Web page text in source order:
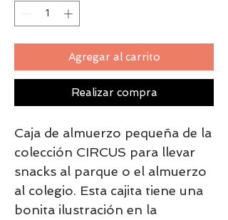
Agregar al carrito
Realizar compra
Caja de almuerzo pequeña de la
colección CIRCUS para llevar
snacks al parque o el almuerzo
al colegio. Esta cajita tiene una
bonita ilustración en la